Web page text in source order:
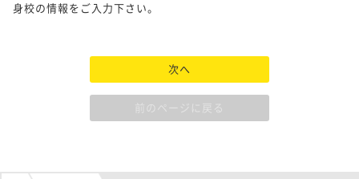
身校の情報をご入力下さい。
次へ
前のページに戻る